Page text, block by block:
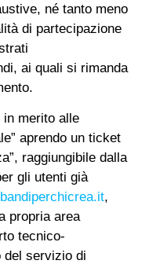
né tanto meno
di partecipazione
ai quali si rimanda
in merito alle
aprendo un ticket
raggiungibile dalla
gli utenti già
,
propria area
tecnico-
del servizio di